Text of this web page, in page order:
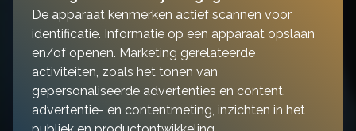
De apparaat kenmerken actief scannen voor
identificatie. Informatie op een apparaat opslaan
en/of openen. Marketing gerelateerde
activiteiten, zoals het tonen van
gepersonaliseerde advertenties en content,
advertentie- en contentmeting, inzichten in het